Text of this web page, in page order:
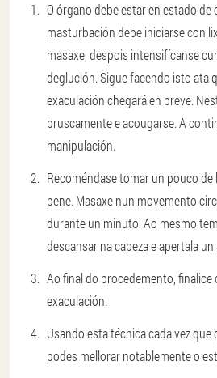
O órgano debe estar en estado de
masturbación debe iniciarse con
masaxe, despois intensifícanse
deglución. Sigue facendo isto ata
exaculación chegará en breve.
bruscamente e acougarse. A
manipulación.
Recoméndase tomar un pouco
pene. Masaxe nun movemento
durante un minuto. Ao mesmo
descansar na cabeza e apertala
Ao final do procedemento,
exaculación.
Usando esta técnica cada vez
podes mellorar notablemente o